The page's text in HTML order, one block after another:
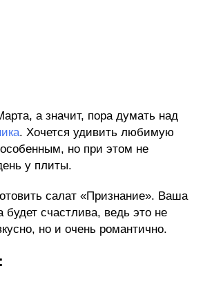
а значит, пора думать над
. Хочется удивить любимую
но при этом не
у плиты.
салат «Признание». Ваша
будет счастлива, ведь это не
но и очень романтично.